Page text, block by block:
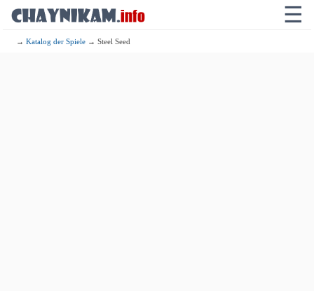
☰
→Katalog der Spiele → Steel Seed